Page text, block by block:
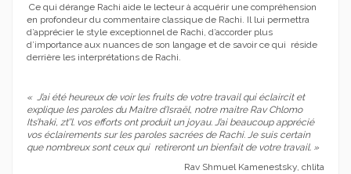
Ce qui dérange Rachi aide le lecteur à acquérir une compréhension
en profondeur du commentaire classique de Rachi. Il lui permettra
d’apprécier le style exceptionnel de Rachi, d’accorder plus
d’importance aux nuances de son langage et de savoir ce qui réside
derrière les interprétations de Rachi.
« J’ai été heureux de voir les fruits de votre travail qui éclaircit et
explique les paroles du Maitre d’Israël, notre maitre Rav Chlomo
Its’haki, zt’’l. vos efforts ont produit un joyau. J’ai beaucoup apprécié
vos éclairements sur les paroles sacrées de Rachi. Je suis certain
que nombreux sont ceux qui retireront un bienfait de votre travail. »
Rav Shmuel Kamenestsky, chlita